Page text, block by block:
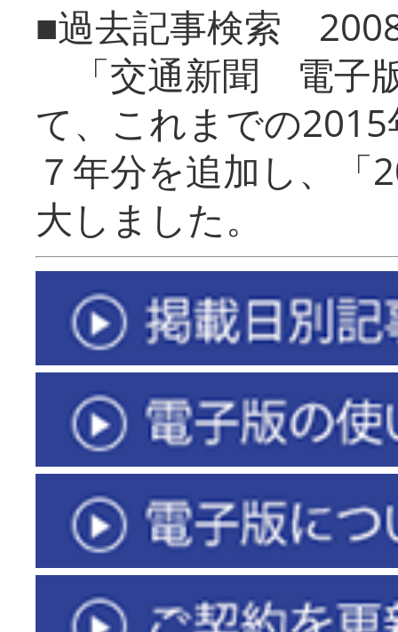
■過去記事検索
「交通新聞 電子
て、これまでの
７年分を追加し、「
大しまし